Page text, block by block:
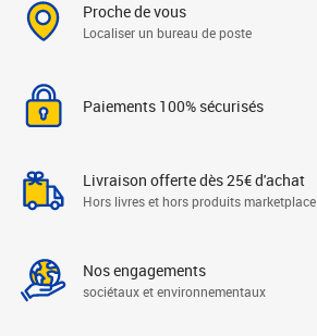
Proche de vous
Localiser un bureau de poste
Paiements 100% sécurisés
Livraison offerte dès 25€ d'achat
Hors livres et hors produits marketplace
Nos engagements
sociétaux et environnementaux